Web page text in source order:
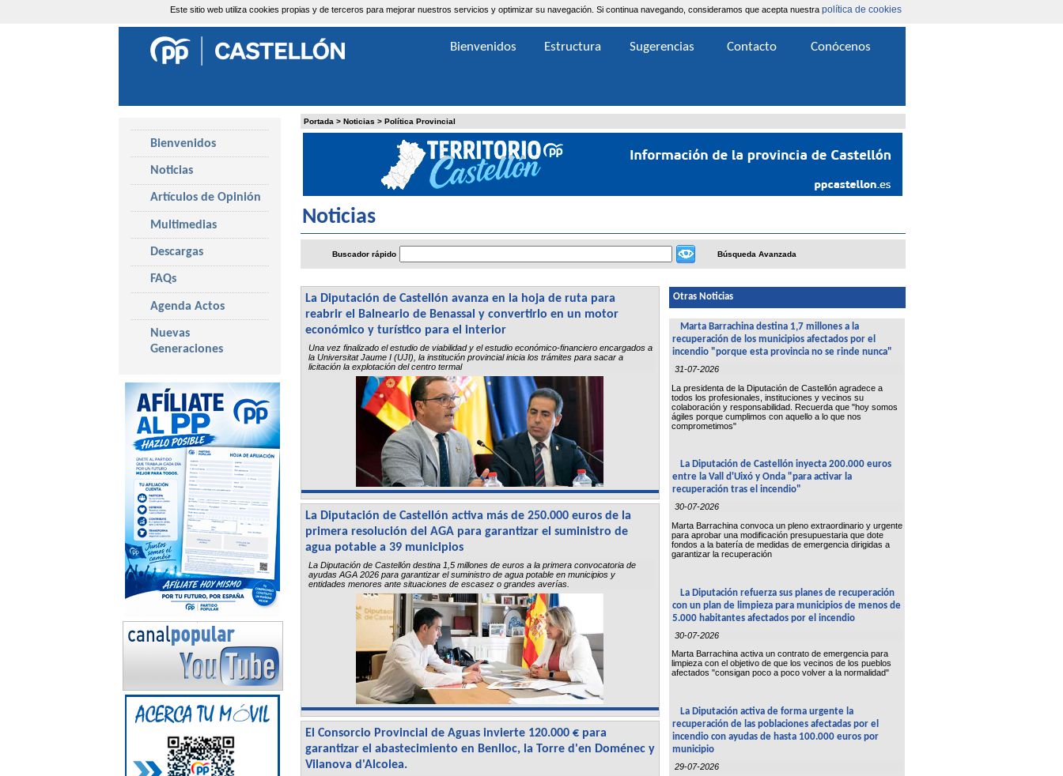
Este sitio web utiliza cookies propias y de terceros para mejorar nuestros servicios y optimizar su navegación. Si continua navegando, consideramos que acepta nuestra política de cookies
Portada > Noticias > Política Provincial
Noticias
Buscador rápido Búsqueda Avanzada
La Diputación de Castellón avanza en la hoja de ruta para
reabrir el Balneario de Benassal y convertirlo en un motor
económico y turístico para el interior
Una vez finalizado el estudio de viabilidad y el estudio económico-financiero encargados a
la Universitat Jaume I (UJI), la institución provincial inicia los trámites para sacar a
licitación la explotación del centro termal
La Diputación de Castellón activa más de 250.000 euros de la
primera resolución del AGA para garantizar el suministro de
agua potable a 39 municipios
La Diputación de Castellón destina 1,5 millones de euros a la primera convocatoria de
ayudas AGA 2026 para garantizar el suministro de agua potable en municipios y
entidades menores ante situaciones de escasez o grandes averías.
El Consorcio Provincial de Aguas invierte 120.000 € para
garantizar el abastecimiento en Benlloc, la Torre d'en Doménec y
Vilanova d'Alcolea.
Otras Noticias
Marta Barrachina destina 1,7 millones a la
recuperación de los municipios afectados por el
incendio "porque esta provincia no se rinde nunca"
31-07-2026
La presidenta de la Diputación de Castellón agradece a
todos los profesionales, instituciones y vecinos su
colaboración y responsabilidad. Recuerda que "hoy somos
ágiles porque cumplimos con aquello a lo que nos
comprometimos"
La Diputación de Castellón inyecta 200.000 euros
entre la Vall d'Uixó y Onda "para activar la
recuperación tras el incendio"
30-07-2026
Marta Barrachina convoca un pleno extraordinario y urgente
para aprobar una modificación presupuestaria que dote
fondos a la batería de medidas de emergencia dirigidas a
garantizar la recuperación
La Diputación refuerza sus planes de recuperación
con un plan de limpieza para municipios de menos de
5.000 habitantes afectados por el incendio
30-07-2026
Marta Barrachina activa un contrato de emergencia para
limpieza con el objetivo de que los vecinos de los pueblos
afectados "consigan poco a poco volver a la normalidad"
La Diputación activa de forma urgente la
recuperación de las poblaciones afectadas por el
incendio con ayudas de hasta 100.000 euros por
municipio
29-07-2026
Bienvenidos
Noticias
Artículos de Opinión
Multimedias
Descargas
FAQs
Agenda Actos
Nuevas
Generaciones
Viernes, 7 de Agosto de 2026 |Contacta
Área Extranet
Bienvenidos Estructura Sugerencias Contacto Conócenos